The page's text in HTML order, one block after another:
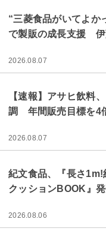
“三菱食品がいてよ
で製販の成長支援 伊
2026.08.07
【速報】アサヒ飲料
調 年間販売目標を4
2026.08.07
紀文食品、『長さ
クッションBOOK』
2026.08.06